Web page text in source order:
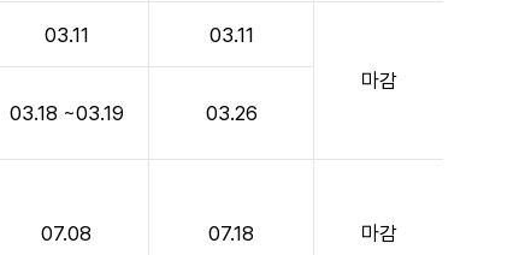
03.11
03.11
마감
03.18 ~03.19 03.26
07.08 07.18 마감